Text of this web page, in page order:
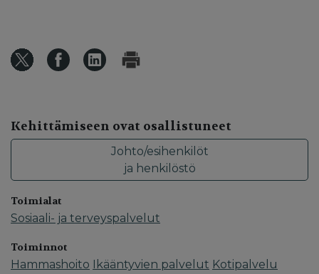
Kehittämiseen ovat osallistuneet
Johto/esihenkilöt
ja henkilöstö
Toimialat
Sosiaali- ja terveyspalvelut
Toiminnot
Hammashoito Ikääntyvien palvelut Kotipalvelu